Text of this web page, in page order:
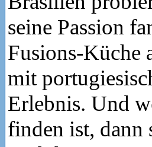
seine Passion
Fusions-Küche
mit
Erlebnis. Und
finden ist, dann